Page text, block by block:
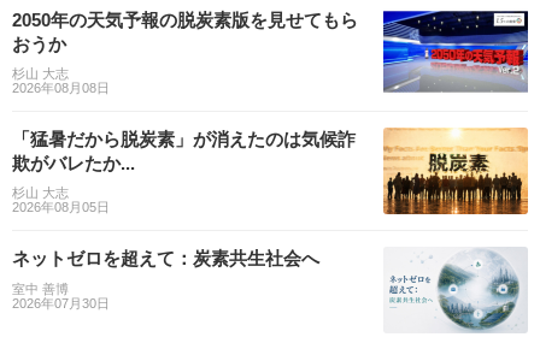
2050年の天気予報の脱炭素版を見せてもら
おうか
杉山 大志
2026年08月08日
「猛暑だから脱炭素」が消えたのは気候詐
欺がバレたか...
杉山 大志
2026年08月05日
ネットゼロを超えて：炭素共生社会へ
室中 善博
2026年07月30日